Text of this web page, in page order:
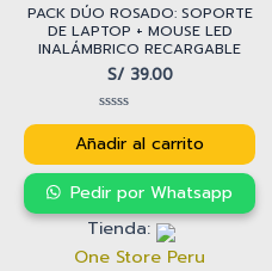
PACK DÚO ROSADO: SOPORTE
DE LAPTOP + MOUSE LED
INALÁMBRICO RECARGABLE
S/39.00
Valorado
con
0
de
Añadir al carrito
Pedir por Whatsapp
Tienda:
One Store Peru